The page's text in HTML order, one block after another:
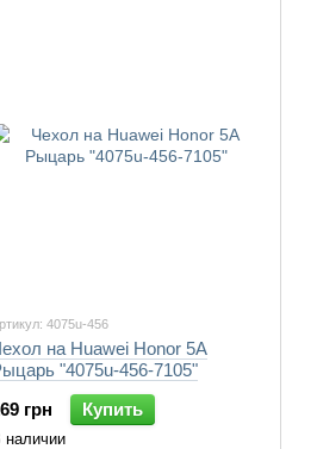
4075u-456
на Huawei Honor 5A
"4075u-456-7105"
грн
Купить
наличии